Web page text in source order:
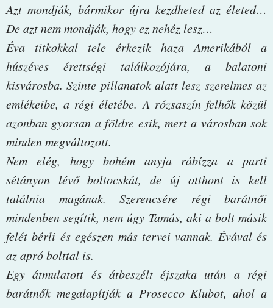
Azt ​mondják, bármikor újra kezdheted az életed…
De azt nem mondják, hogy ez nehéz lesz…
Éva titkokkal tele érkezik haza Amerikából a
húszéves érettségi találkozójára, a balatoni
kisvárosba. Szinte pillanatok alatt lesz szerelmes az
emlékeibe, a régi életébe. A rózsaszín felhők közül
azonban gyorsan a földre esik, mert a városban sok
minden megváltozott.
Nem elég, hogy bohém anyja rábízza a parti
sétányon lévő boltocskát, de új otthont is kell
találnia magának. Szerencsére régi barátnői
mindenben segítik, nem úgy Tamás, aki a bolt másik
felét bérli és egészen más tervei vannak. Évával és
az apró bolttal is.
Egy átmulatott és átbeszélt éjszaka után a régi
barátnők megalapítják a Prosecco Klubot, ahol a